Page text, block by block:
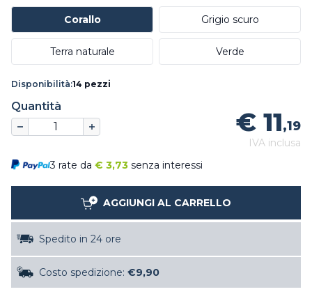
Corallo Grigio scuro
Terra naturale Verde
Disponibilità:14 pezzi
Quantità
€ 11,19
IVA inclusa
3 rate da € 3,73 senza interessi
AGGIUNGI AL CARRELLO
Spedito in 24 ore
Costo spedizione: €9,90